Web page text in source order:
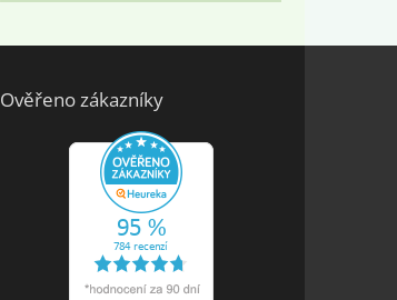
Ověřeno zákazníky